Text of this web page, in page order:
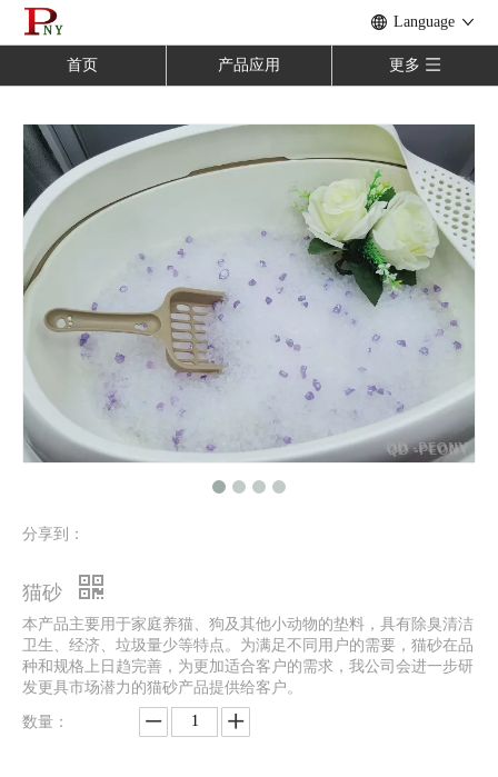
Language
首页 产品应用 更多
分享到：
猫砂
​本产品主要用于家庭养猫、狗及其他小动物的垫料，具有除臭清洁
卫生、经济、垃圾量少等特点。为满足不同用户的需要，猫砂在品
种和规格上日趋完善，为更加适合客户的需求，我公司会进一步研
发更具市场潜力的猫砂产品提供给客户。
数量：